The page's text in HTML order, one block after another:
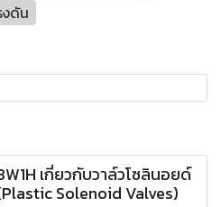
ดัน
เกี่ยวกับวาล์วโซลินอยด์
Solenoid Valves)